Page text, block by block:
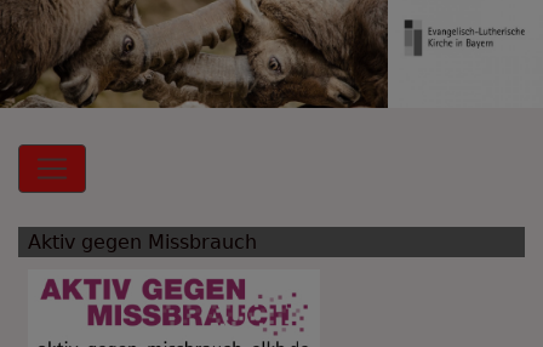
Hauptnavigation
Aktiv gegen Missbrauch